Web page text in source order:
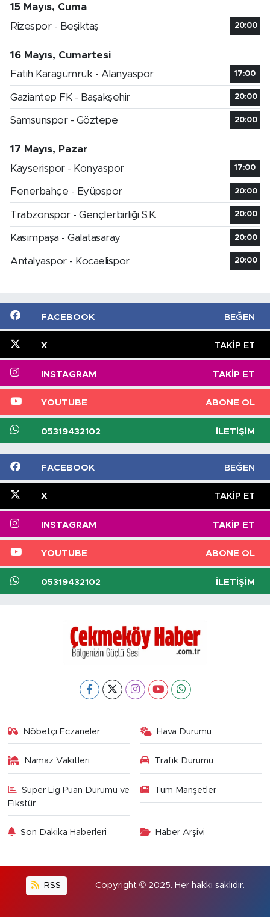
15 Mayıs, Cuma
Rizespor - Beşiktaş
20:00
16 Mayıs, Cumartesi
Fatih Karagümrük - Alanyaspor
17:00
Gaziantep FK - Başakşehir 20:00
Samsunspor - Göztepe 20:00
17 Mayıs, Pazar
Kayserispor - Konyaspor
17:00
Fenerbahçe - Eyüpspor 20:00
Trabzonspor - Gençlerbirliği S.K. 20:00
Kasımpaşa - Galatasaray 20:00
Antalyaspor - Kocaelispor 20:00
FACEBOOK BEĞEN
X TAKIP ET
INSTAGRAM TAKIP ET
YOUTUBE ABONE OL
05319432102 İLETIŞIM
FACEBOOK BEĞEN
X TAKIP ET
INSTAGRAM TAKIP ET
YOUTUBE ABONE OL
05319432102 İLETIŞIM
Nöbetçi Eczaneler Hava Durumu
Namaz Vakitleri Trafik Durumu
Süper Lig Puan Durumu ve
Fikstür
Tüm Manşetler
Son Dakika Haberleri Haber Arşivi
RSS Copyright © 2025. Her hakkı saklıdır.